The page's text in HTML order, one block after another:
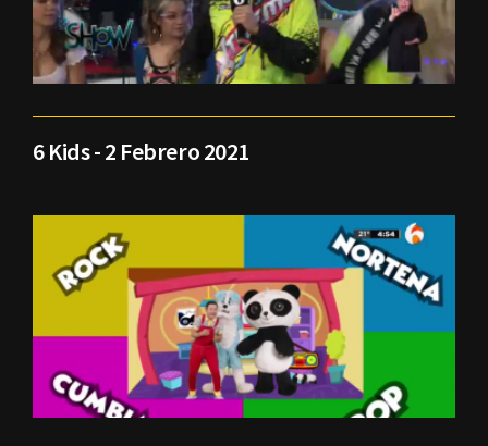
6 Kids - 2 Febrero 2021